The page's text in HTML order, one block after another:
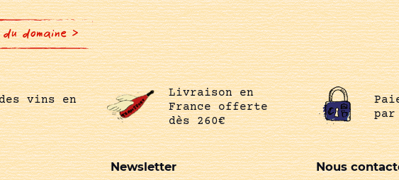
domaine >
des vins en
Livraison en
France offerte
dès 260€
par
Newsletter Nous